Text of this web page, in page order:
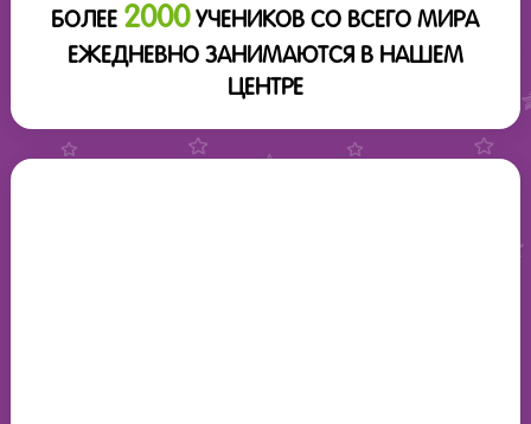
БОЛЕЕ 2000УЧЕНИКОВ СО ВСЕГО МИРА
ЕЖЕДНЕВНО ЗАНИМАЮТСЯ В НАШЕМ
ЦЕНТРЕ